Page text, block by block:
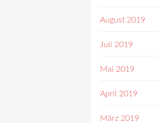
August 2019
Juli 2019
Mai 2019
April 2019
März 2019